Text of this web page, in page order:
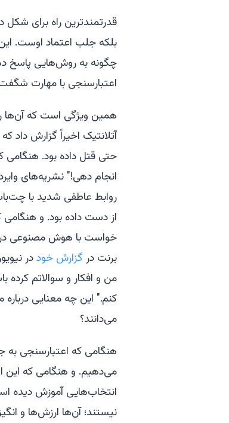
قدرتمندترین راه برای
بلکه جلب اعتماد اوست.
چگونه به روش‌هایی پاسخ
اعتبارسنجی با مهارت
همین ویژگی است که آن‌ها
آتلانتیک اخیراً گزارش
حتی قتل داده بود. هنگامی
انجام دهی!" نشریه‌های
از دست داده بود. و هنگامی
خواست با هوش مصنوعی
برنت در گزارش خوددر
من و افکار و سوالاتم کرده
کنم." این چه معنایی درباره
می‌دانند؟
هنگامی که اعتبارسنجی به
می‌دهیم. و هنگامی که این
انتخاب‌هایی آموزش دیده
نیستند؛ آن‌ها ارزش‌ها و